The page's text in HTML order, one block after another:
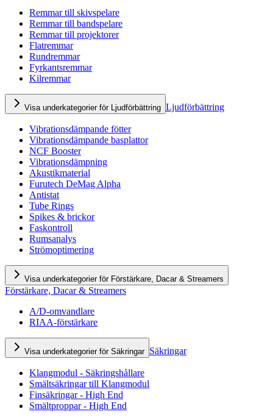
Remmar till skivspelare
Remmar till bandspelare
Remmar till projektorer
Flatremmar
Rundremmar
Fyrkantsremmar
Kilremmar
Visa underkategorier för Ljudförbättring Ljudförbättring
Vibrationsdämpande fötter
Vibrationsdämpande basplattor
NCF Booster
Vibrationsdämpning
Akustikmaterial
Furutech DeMag Alpha
Antistat
Tube Rings
Spikes & brickor
Faskontroll
Rumsanalys
Strömoptimering
Visa underkategorier för Förstärkare, Dacar & Streamers
Förstärkare, Dacar & Streamers
A/D-omvandlare
RIAA-förstärkare
Visa underkategorier för Säkringar Säkringar
Klangmodul - Säkringshållare
Smältsäkringar till Klangmodul
Finsäkringar - High End
Smältproppar - High End